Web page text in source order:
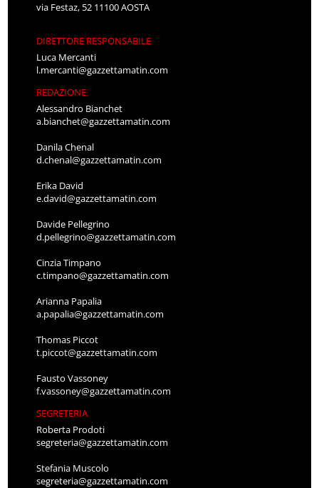
via Festaz, 52 11100 AOSTA
DIRETTORE RESPONSABILE
Luca Mercanti
l.mercanti@gazzettamatin.com
REDAZIONE
Alessandro Bianchet
a.bianchet@gazzettamatin.com
Danila Chenal
d.chenal@gazzettamatin.com
Erika David
e.david@gazzettamatin.com
Davide Pellegrino
d.pellegrino@gazzettamatin.com
Cinzia Timpano
c.timpano@gazzettamatin.com
Arianna Papalia
a.papalia@gazzettamatin.com
Thomas Piccot
t.piccot@gazzettamatin.com
Fausto Vassoney
f.vassoney@gazzettamatin.com
SEGRETERIA
Roberta Prodoti
segreteria@gazzettamatin.com
Stefania Muscolo
segreteria@gazzettamatin.com